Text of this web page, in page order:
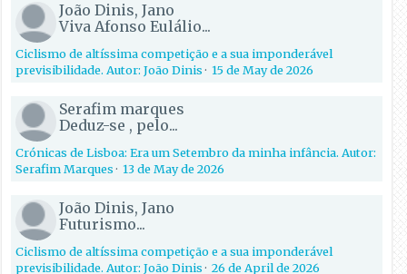
João Dinis, Jano
Viva Afonso Eulálio...
Ciclismo de altíssima competição e a sua imponderável
previsibilidade. Autor: João Dinis·15 de May de 2026
Serafim marques
Deduz-se , pelo...
Crónicas de Lisboa: Era um Setembro da minha infância. Autor:
Serafim Marques·13 de May de 2026
João Dinis, Jano
Futurismo...
Ciclismo de altíssima competição e a sua imponderável
previsibilidade. Autor: João Dinis·26 de April de 2026